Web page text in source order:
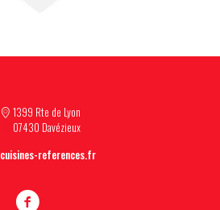
1399 Rte de Lyon
07430 Davézieux
cuisines-references.fr